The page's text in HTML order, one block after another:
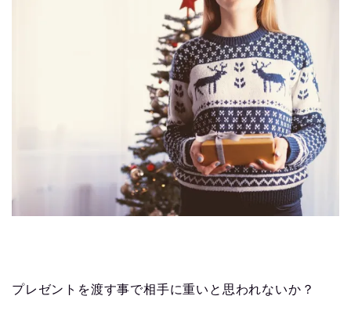
プレゼントを渡す事で相手に重いと思われないか？